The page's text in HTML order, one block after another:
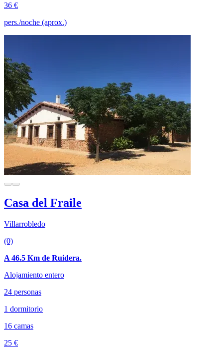
36 €
pers./noche (aprox.)
Casa del Fraile
Villarrobledo
(0)
A 46.5 Km de Ruidera.
Alojamiento entero
24 personas
1 dormitorio
16 camas
25 €